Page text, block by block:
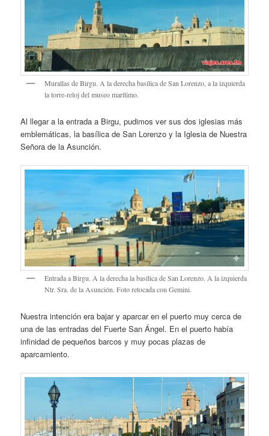
Murallas de Birgu. A la derecha basílica de San Lorenzo, a la izquierda
la torre-reloj del museo marítimo.
Al llegar a la entrada a Birgu, pudimos ver sus dos iglesias más
emblemáticas, la basílica de San Lorenzo y la Iglesia de Nuestra
Señora de la Asunción.
Entrada a Birgu. A la derecha la basílica de San Lorenzo. A la izquierda
Ntr. Sra. de la Asunción. Foto retocada con Gemini.
Nuestra intención era bajar y aparcar en el puerto muy cerca de
una de las entradas del Fuerte San Ángel. En el puerto había
infinidad de pequeños barcos y muy pocas plazas de
aparcamiento.